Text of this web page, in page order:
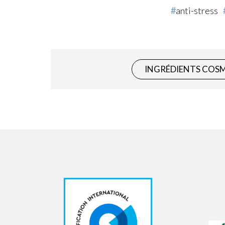
anti-stress
INGRÉDIENTS